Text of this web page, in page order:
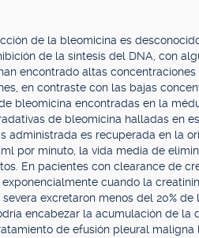
de la bleomicina es
de la síntesis del DNA, con
encontrado altas
en contraste con las bajas
bleomicina encontradas en la
de bleomicina halladas en
administrada es recuperada en la
por minuto, la vida media de
En pacientes con clearance de
cuando la
excretaron menos del 20%
encabezar la acumulación de la
de efusión pleural